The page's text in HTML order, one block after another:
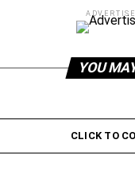
YOU
CLICK TO